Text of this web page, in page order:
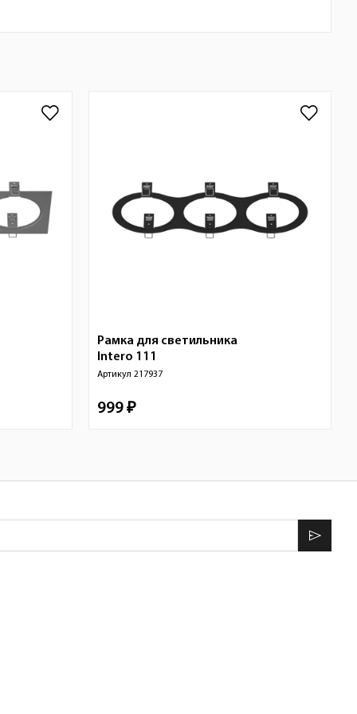
Рамка для светильника
Intero 111
Артикул 217937
999 ₽
send